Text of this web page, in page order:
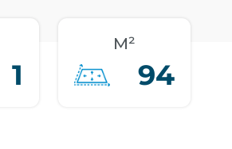
1
M²
94